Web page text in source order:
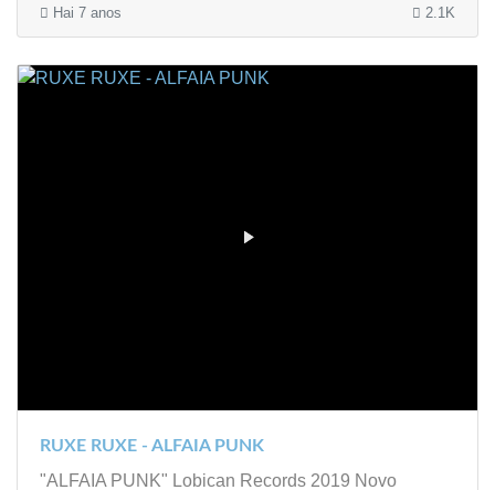
Hai 7 anos 2.1K
RUXE RUXE - ALFAIA PUNK
"ALFAIA PUNK" Lobican Records 2019 Novo